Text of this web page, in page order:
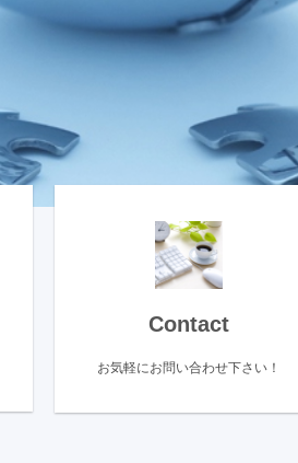
Contact
お気軽にお問い合わせ下さい！